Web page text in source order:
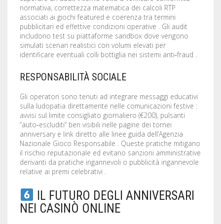
normativa, correttezza matematica dei calcoli RTP
associati ai giochi featured e coerenza tra termini
pubblicitari ed effettive condizioni operative . Gli audit
includono test su piattaforme sandbox dove vengono
simulati scenari real­istici con volumi elevati per
identificare eventuali colli bottiglia nei sistemi anti‑fraud .
RESPONSABILITÀ SOCIALE
Gli operatori sono tenuti ad integrare messaggi educativi
sulla ludopatia direttamente nelle comunicazioni festive :
avvisi sul limite consigliato giornaliero (€200), pulsanti
“auto‑escluditi” ben visibili nelle pagine dei tornei
anniversary e link diretto alle linee guida dell’Agenzia
Nazionale Gioco Responsabile . Queste pratiche mitigano
il rischio reputazionale ed evitano sanzioni amministrative
derivanti da pratiche ingannevoli o pubblicità ingannevole
relative ai premi celebrativi .
IL FUTURO DEGLI ANNIVERSARI
NEI CASINÒ ONLINE